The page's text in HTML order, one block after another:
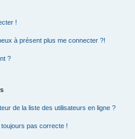
!
à présent plus me connecter ?!
?
de la liste des utilisateurs en ligne ?
toujours pas correcte !